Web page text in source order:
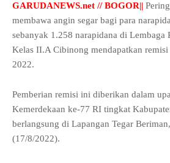
GARUDANEWS.net // BOGOR||
membawa angin segar bagi para
sebanyak 1.258 narapidana di Lembaga
Kelas II.A Cibinong mendapatkan
2022.
Pemberian remisi ini diberikan dalam
Kemerdekaan ke-77 RI tingkat
berlangsung di Lapangan Tegar
(17/8/2022).